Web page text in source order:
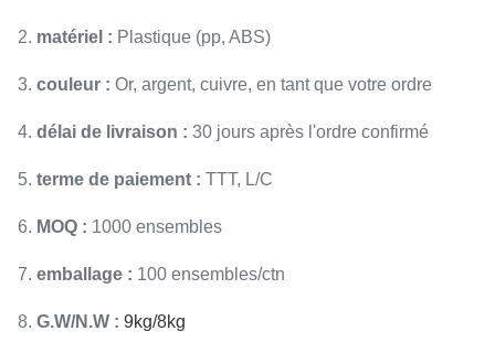
2. matériel : Plastique (pp, ABS)
3. couleur : Or, argent, cuivre, en tant que votre ordre
4. délai de livraison : 30 jours après l'ordre confirmé
5. terme de paiement : TTT, L/C
6. MOQ : 1000 ensembles
7. emballage : 100 ensembles/ctn
8. G.W/N.W : 9kg/8kg